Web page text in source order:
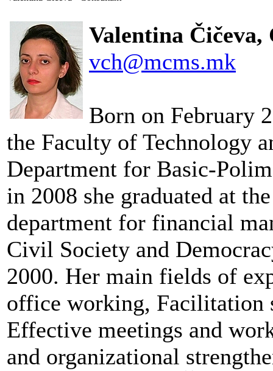
Valentina
vch@mcms.mk
Born on February
the Faculty of Technology
Department for Basic-
in 2008 she graduated at
department for financial
Civil Society and
2000. Her main fields of
office working, Facilitation
Effective meetings and
and organizational